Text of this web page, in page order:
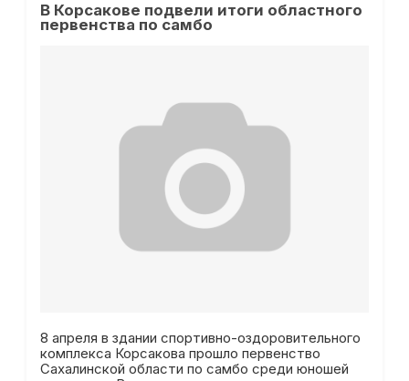
В Корсакове подвели итоги областного
первенства по самбо
8 апреля в здании спортивно-оздоровительного
комплекса Корсакова прошло первенство
Сахалинской области по самбо среди юношей